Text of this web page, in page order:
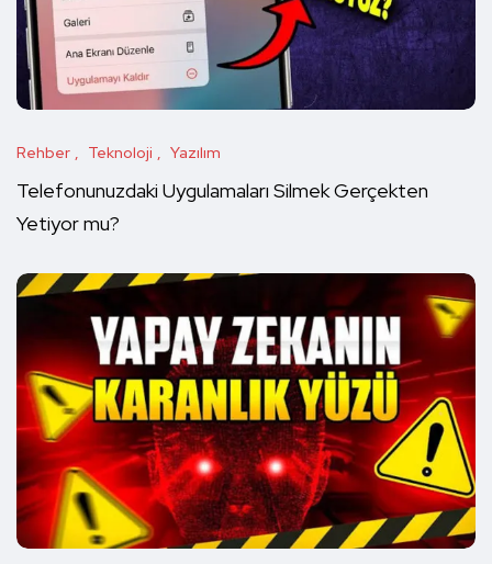
Rehber Teknoloji Yazılım
Telefonunuzdaki Uygulamaları Silmek Gerçekten
Yetiyor mu?